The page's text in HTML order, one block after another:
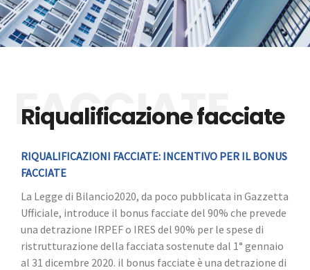
Riqualificazione facciate
RIQUALIFICAZIONI FACCIATE: INCENTIVO PER IL BONUS
FACCIATE
La Legge di Bilancio2020, da poco pubblicata in Gazzetta
Ufficiale, introduce il bonus facciate del 90% che prevede
una detrazione IRPEF o IRES del 90% per le spese di
ristrutturazione della facciata sostenute dal 1° gennaio
al 31 dicembre 2020. il bonus facciate è una detrazione di